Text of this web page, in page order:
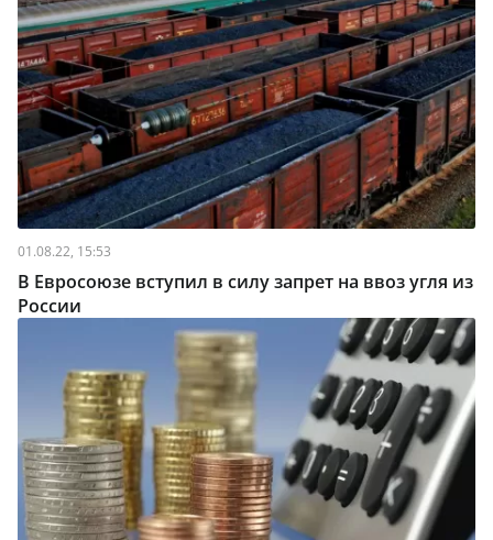
01.08.22, 15:53
В Евросоюзе вступил в силу запрет на ввоз угля из
России